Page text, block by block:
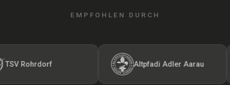
EMPFOHLEN DURCH
Rohrdorf Altpfadi Adler Aarau